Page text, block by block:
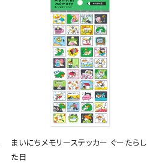
まいにちメモリーステッカー ぐーたらし
た日